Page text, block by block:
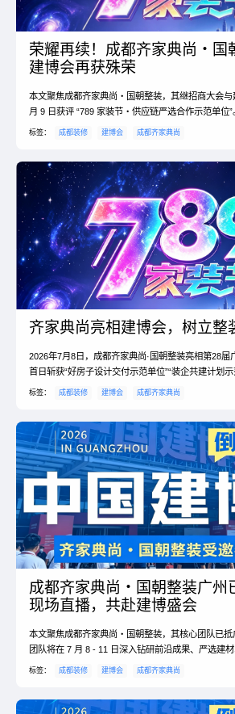
荣耀再续！成都齐家典尚・国
建博会再获殊荣
本文聚焦成都齐家典尚・国朝整装，其继招商大会
月 9 日获评 “789 家装节・供应链严选合作示范单位
力、好材料重要性，以及品牌材料严选...
标签： 成都装修 建博会 成都齐家典尚
齐家典尚亮相建博会，树立整
2026年7月8日，成都齐家典尚·国朝整装亮相第28届
首日斩获“好房子设计交付示范单位”“装企共建计划示
人周芹作为唯一女性装企代表亮相行业...
标签： 成都装修 建博会 成都齐家典尚
成都齐家典尚・国朝整装广州
现场直播，共赴建博盛会
本文聚焦成都齐家典尚・国朝整装，其核心团队已抵
团队将在 7 月 8 - 11 日深入钻研前沿成果、严选建材
方直播间还将开启直播，带成都业主云游...
标签： 成都装修 建博会 成都齐家典尚